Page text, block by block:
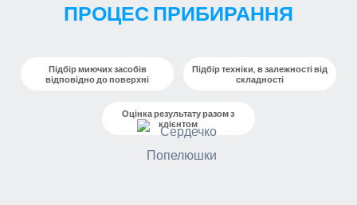
ПРОЦЕС ПРИБИРАННЯ
Підбір миючих засобів
відповідно до поверхні
Підбір техніки, в залежності від
складності
Оцінка результату разом з
клієнтом